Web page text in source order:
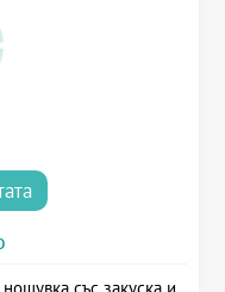
със закуска и